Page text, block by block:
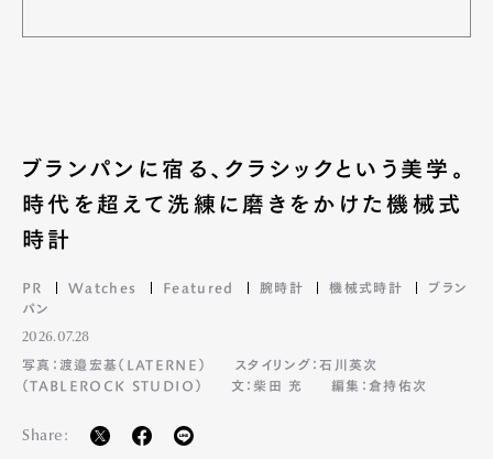
ブランパンに宿る、クラシックという美学。
時代を超えて洗練に磨きをかけた機械式
時計
PR Watches Featured 腕時計 機械式時計
ブラン
パン
2026.07.28
写真：渡邉宏基（LATERNE）
スタイリング：石川英次
（TABLEROCK STUDIO）
文：柴田 充 編集：倉持佑次
Share: